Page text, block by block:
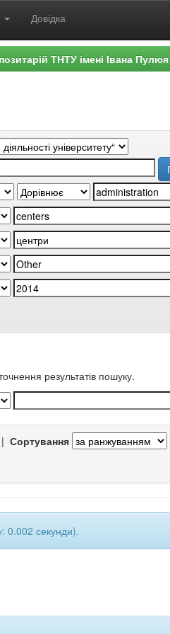
Довідка
ТНТУ імені Івана Пулюя
результатів пошуку.
| Сортування
0.002 секунди).